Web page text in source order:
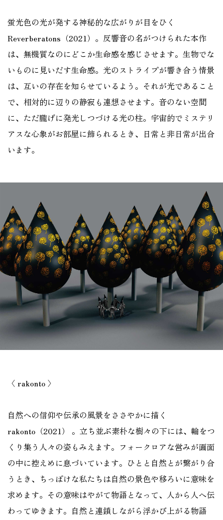
蛍光色の光が発する神秘的な広がりが目をひく
Reverberatons（2021）。反響音の名がつけられた本作
は、無機質なのにどこか生命感を感じさせます。生物でな
いものに見いだす生命感。光のストライプが響き合う情景
は、互いの存在を知らせているよう。それが光であること
で、相対的に辺りの静寂も連想させます。音のない空間
に、ただ朧げに発光しつづける光の柱。宇宙的でミステリ
アスな心象がお部屋に飾られるとき、日常と非日常が出合
います。
〈 rakonto 〉
自然への信仰や伝承の風景をささやかに描く
rakonto（2021） 。立ち並ぶ素朴な樹々の下には、輪をつ
くり集う人々の姿もみえます。フォークロアな営みが画面
の中に控えめに息づいています。ひとと自然とが繋がり合
うとき、ちっぽけな私たちは自然の景色や移ろいに意味を
求めます。その意味はやがて物語となって、人から人へ伝
わってゆきます。自然と連鎖しながら浮かび上がる物語